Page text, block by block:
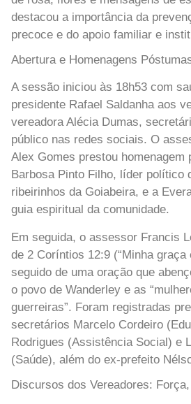
destacou a importância da
precoce e do apoio familiar e
Abertura e Homenagens
A sessão iniciou às 18h53 com
presidente Rafael Saldanha aos
vereadora Alécia Dumas,
público nas redes sociais. O
Alex Gomes prestou homenagem
Barbosa Pinto Filho, líder político
ribeirinhos da Goiabeira, e a
guia espiritual da comunidade.
Em seguida, o assessor Francis
de 2 Coríntios 12:9 (“Minha graça
seguido de uma oração que
o povo de Wanderley e as
guerreiras”. Foram registradas
secretários Marcelo Cordeiro
Rodrigues (Assistência Social) e
(Saúde), além do ex-prefeito
Discursos dos Vereadores: